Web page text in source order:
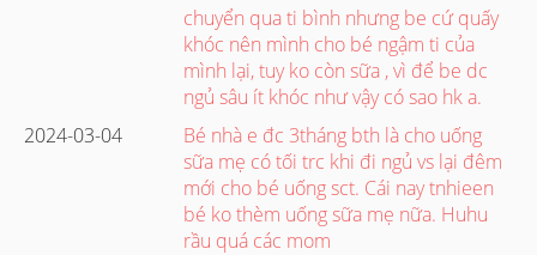
chuyển qua ti bình nhưng be cứ quấy
khóc nên mình cho bé ngậm ti của
mình lại, tuy ko còn sữa , vì để be dc
ngủ sâu ít khóc như vậy có sao hk a.
2024-03-04
Bé nhà e đc 3tháng bth là cho uống
sữa mẹ có tối trc khi đi ngủ vs lại đêm
mới cho bé uống sct. Cái nay tnhieen
bé ko thèm uống sữa mẹ nữa. Huhu
rầu quá các mom